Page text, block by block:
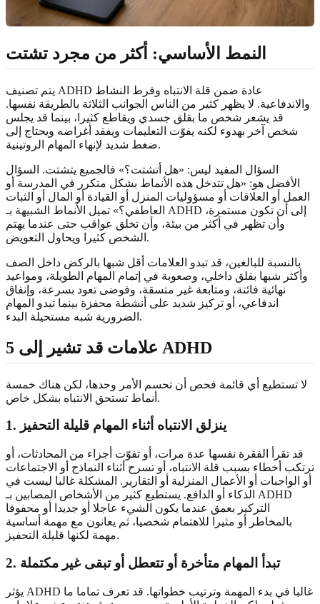
النمط الأساسي: أكثر من مجرد تشتت
يتم تصنيف ADHD عادة ضمن قلة الانتباه وفرط النشاط
والاندفاعية. لا يظهر كثير من الناس الجوانب الثلاثة بالطريقة نفسها.
قد يشعر شخص ما بقلق جسدي ويقاطع كثيرا، بينما قد يجلس
شخص آخر بهدوء لكنه يفوّت التعليمات ويفقد أغراضه ويحتاج إلى
ضغط شديد لإنهاء المهام الروتينية.
السؤال المفيد ليس: «هل أتشتت؟» فالجميع يتشتت. السؤال
الأفضل هو: «هل تتدخل هذه الأنماط بشكل متكرر في المدرسة أو
العمل أو العلاقات أو مسؤوليات المنزل أو القيادة أو المال أو الثبات
العاطفي؟» تميل الأنماط الشبيهة بـ ADHD إلى أن تكون مستمرة،
وأن تظهر في أكثر من بيئة، وأن تخلق عواقب حتى عندما يهتم
الشخص كثيرا ويحاول التعويض.
بالنسبة للبالغين، قد تبدو العلامات أقل شبها بالركض داخل الصف
وأكثر شبها بقلق داخلي، وصعوبة في إتمام المهام الطويلة، ومواعيد
نهائية فائتة، ومتابعة غير متسقة، وفوضى تعود بسرعة، وإنفاق
اندفاعي، أو تركيز شديد على أنشطة محفزة بينما تبدو المهام
الضرورية شبه مستحيلة البدء.
5 علامات قد تشير إلى ADHD
لا تستطيع أي قائمة فحص أن تحسم الأمر وحدها، لكن هناك خمسة
أنماط تستحق الانتباه بشكل خاص.
1. ينزلق الانتباه أثناء المهام قليلة التحفيز
قد تقرأ الفقرة نفسها عدة مرات، أو تفوّت أجزاء من المحادثات، أو
ترتكب أخطاء بسبب قلة الانتباه، أو تسرح أثناء النماذج أو الاجتماعات
أو الواجبات أو الأعمال المنزلية أو التقارير. المشكلة غالبا ليست في
الذكاء أو الدافع. يستطيع كثير من الأشخاص المصابين بـ ADHD
التركيز بعمق عندما يكون الشيء عاجلا أو جديدا أو محفوفا
بالمخاطر أو مثيرا للاهتمام شخصيا، ثم يعانون مع مهمة أساسية
مهمة لكنها قليلة التحفيز.
2. تبدأ المهام متأخرة أو تتعطل أو تبقى غير مكتملة
يؤثر ADHD غالبا في بدء المهمة وترتيب خطواتها. قد تعرف تماما ما